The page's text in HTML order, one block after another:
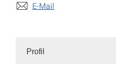
E-Mail
Profil